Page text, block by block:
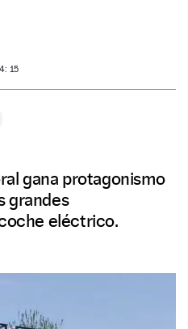
15
gana protagonismo
grandes
eléctrico.